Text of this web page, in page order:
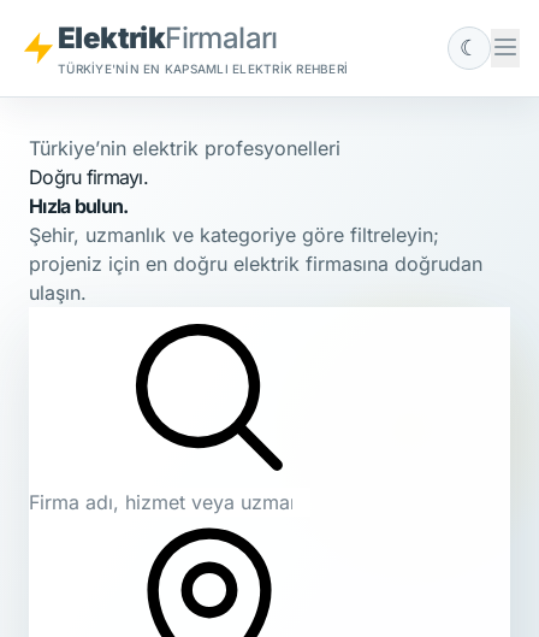
ElektrikFirmaları
TÜRKIYE'NIN EN KAPSAMLI ELEKTRIK REHBERI
☾
Türkiye’nin elektrik profesyonelleri
Doğru firmayı.
Hızla bulun.
Şehir, uzmanlık ve kategoriye göre filtreleyin;
projeniz için en doğru elektrik firmasına doğrudan
ulaşın.